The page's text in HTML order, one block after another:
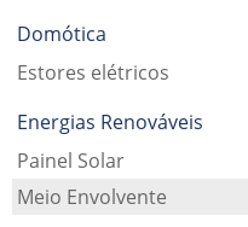
Domótica
Estores elétricos
Energias Renováveis
Painel Solar
Meio Envolvente